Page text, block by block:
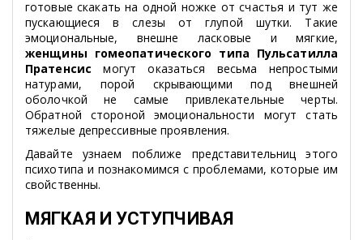
готовые скакать на одной ножке от счастья и тут же
пускающиеся в слезы от глупой шутки. Такие
эмоциональные, внешне ласковые и мягкие,
женщины гомеопатического типа Пульсатилла
Пратенсис могут оказаться весьма непростыми
натурами, порой скрывающими под внешней
оболочкой не самые привлекательные черты.
Обратной стороной эмоциональности могут стать
тяжелые депрессивные проявления.
Давайте узнаем поближе представительниц этого
психотипа и познакомимся с проблемами, которые им
свойственны.
МЯГКАЯ И УСТУПЧИВАЯ